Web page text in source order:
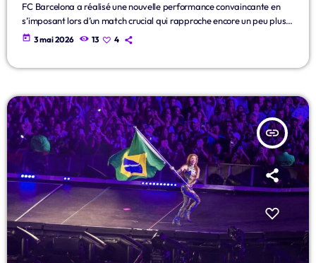
FC Barcelona a réalisé une nouvelle performance convaincante en
s’imposant lors d’un match crucial qui rapproche encore un peu plus
le club catalan de son objectif cette saison. Portés par une attaque
today 3 mai 2026 13 4
insert_link